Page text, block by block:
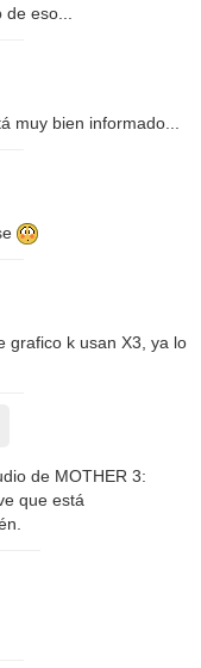
eso...
muy bien informado...
grafico k usan X3, ya lo
de MOTHER 3:
que está